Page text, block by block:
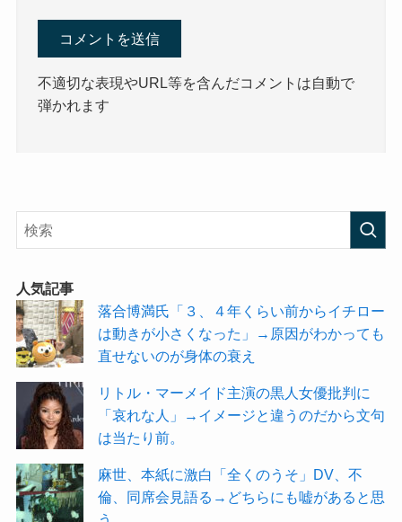
不適切な表現やURL等を含んだコメントは自動で
弾かれます
人気記事
落合博満氏「３、４年くらい前からイチロー
は動きが小さくなった」→原因がわかっても
直せないのが身体の衰え
リトル・マーメイド主演の黒人女優批判に
「哀れな人」→イメージと違うのだから文句
は当たり前。
麻世、本紙に激白「全くのうそ」DV、不
倫、同席会見語る→どちらにも嘘があると思